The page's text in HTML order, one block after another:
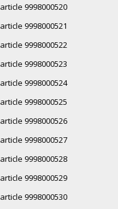
article 9998000520
article 9998000521
article 9998000522
article 9998000523
article 9998000524
article 9998000525
article 9998000526
article 9998000527
article 9998000528
article 9998000529
article 9998000530